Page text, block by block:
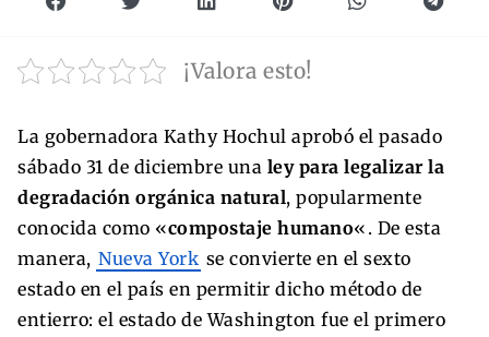
¡Valora esto!
La gobernadora Kathy Hochul aprobó el pasado
sábado 31 de diciembre una ley para legalizar la
degradación orgánica natural, popularmente
conocida como «compostaje humano«. De esta
manera, Nueva York se convierte en el sexto
estado en el país en permitir dicho método de
entierro: el estado de Washington fue el primero